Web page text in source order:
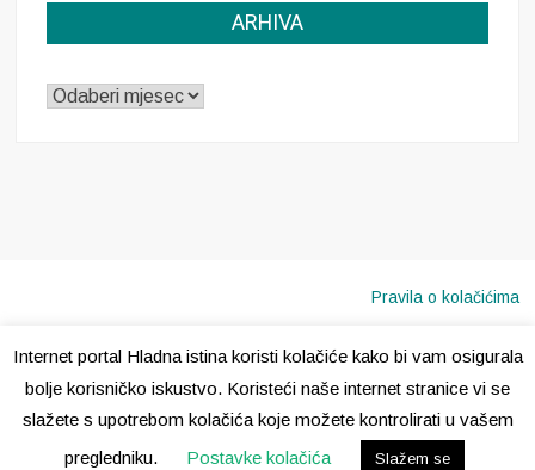
ARHIVA
ARHIVA
Pravila o kolačićima
Internet portal Hladna istina koristi kolačiće kako bi vam osigurala
bolje korisničko iskustvo. Koristeći naše internet stranice vi se
slažete s upotrebom kolačića koje možete kontrolirati u vašem
pregledniku.
Postavke kolačića Slažem se
Copyright © 2020 · Sva prava pridržana · Hladna Istina